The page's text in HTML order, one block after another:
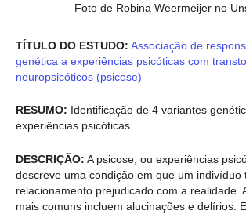
Foto de Robina Weermeijer no
TÍTULO DO ESTUDO: Associação de
genética a experiências psicóticas com
neuropsicóticos (psicose)
RESUMO: Identificação de 4 variantes
experiências psicóticas.
DESCRIÇÃO: A psicose, ou experiências
descreve uma condição em que um indivíduo
relacionamento prejudicado com a realidade.
mais comuns incluem alucinações e delírios.